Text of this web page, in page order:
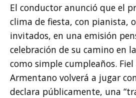
El conductor anunció que el
clima de fiesta, con pianista,
invitados, en una emisión
celebración de su camino en
como simple cumpleaños.
Armentano volverá a jugar
declara públicamente, una